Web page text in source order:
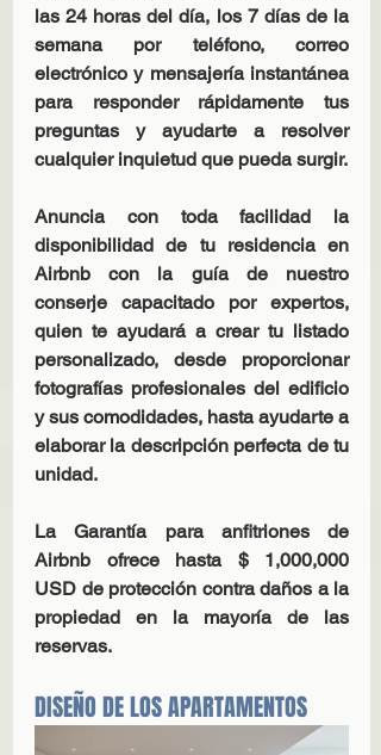
las 24 horas del día, los 7 días de la
semana por teléfono, correo
electrónico y mensajería instantánea
para responder rápidamente tus
preguntas y ayudarte a resolver
cualquier inquietud que pueda surgir.
Anuncia con toda facilidad la
disponibilidad de tu residencia en
Airbnb con la guía de nuestro
conserje capacitado por expertos,
quien te ayudará a crear tu listado
personalizado, desde proporcionar
fotografías profesionales del edificio
y sus comodidades, hasta ayudarte a
elaborar la descripción perfecta de tu
unidad.
La Garantía para anfitriones de
Airbnb ofrece hasta $ 1,000,000
USD de protección contra daños a la
propiedad en la mayoría de las
reservas.
DISEÑO DE LOS APARTAMENTOS